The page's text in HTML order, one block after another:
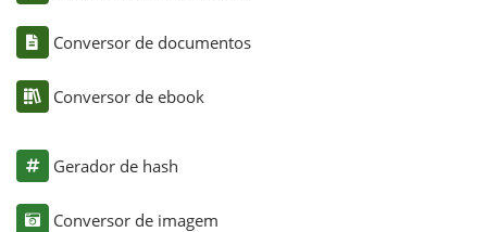
Conversor de documentos
Conversor de ebook
Gerador de hash
Conversor de imagem